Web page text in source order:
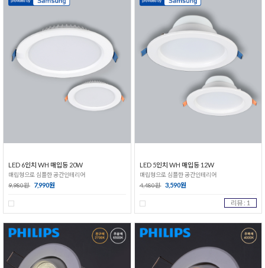
LED 6인치 WH 매입등 20W
매립형으로 심플한 공간인테리어
9,980원 7,990원
LED 5인치 WH 매입등 12W
매립형으로 심플한 공간인테리어
4,480원 3,590원
리뷰 : 1